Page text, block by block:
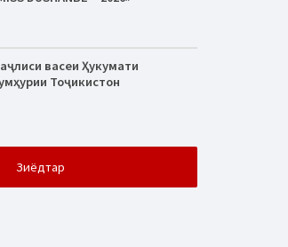
васеи Ҳукумати
Тоҷикистон
Зиёдтар